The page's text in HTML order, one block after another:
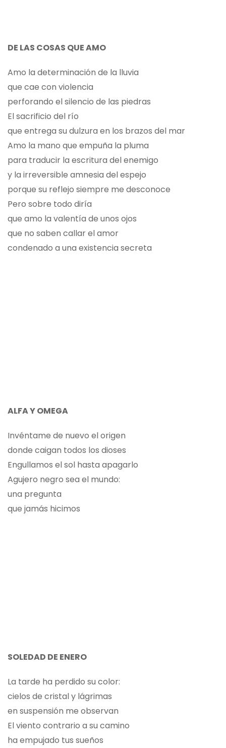
DE LAS COSAS QUE AMO
Amo la determinación de la lluvia
que cae con violencia
perforando el silencio de las piedras
El sacrificio del río
que entrega su dulzura en los brazos del mar
Amo la mano que empuña la pluma
para traducir la escritura del enemigo
y la irreversible amnesia del espejo
porque su reflejo siempre me desconoce
Pero sobre todo diría
que amo la valentía de unos ojos
que no saben callar el amor
condenado a una existencia secreta
ALFA Y OMEGA
Invéntame de nuevo el origen
donde caigan todos los dioses
Engullamos el sol hasta apagarlo
Agujero negro sea el mundo:
una pregunta
que jamás hicimos
SOLEDAD DE ENERO
La tarde ha perdido su color:
cielos de cristal y lágrimas
en suspensión me observan
El viento contrario a su camino
ha empujado tus sueños